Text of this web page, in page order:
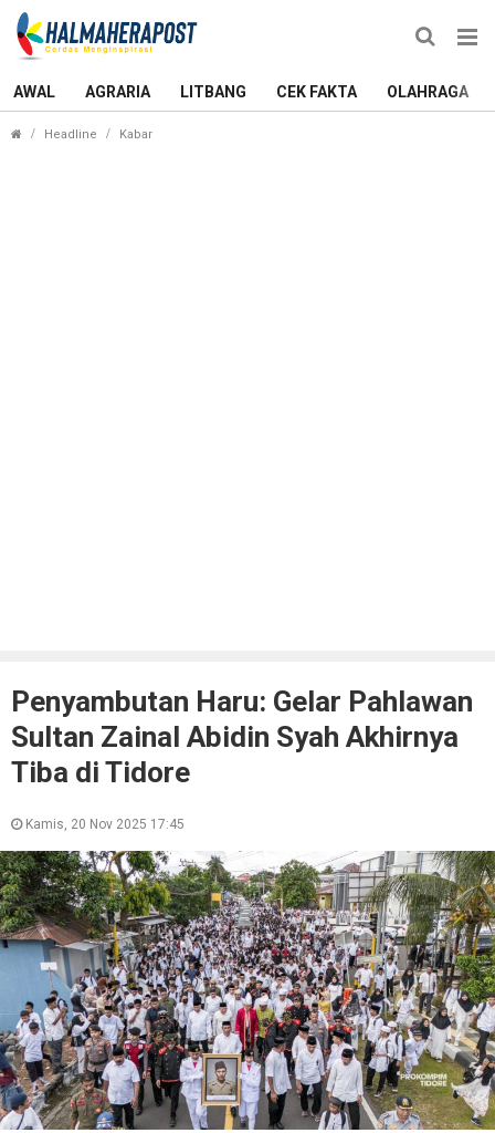
AWAL AGRARIA LITBANG CEK FAKTA OLAHRAGA
Headline Kabar
Penyambutan Haru: Gelar Pahlawan
Sultan Zainal Abidin Syah Akhirnya
Tiba di Tidore
Kamis, 20 Nov 2025 17:45